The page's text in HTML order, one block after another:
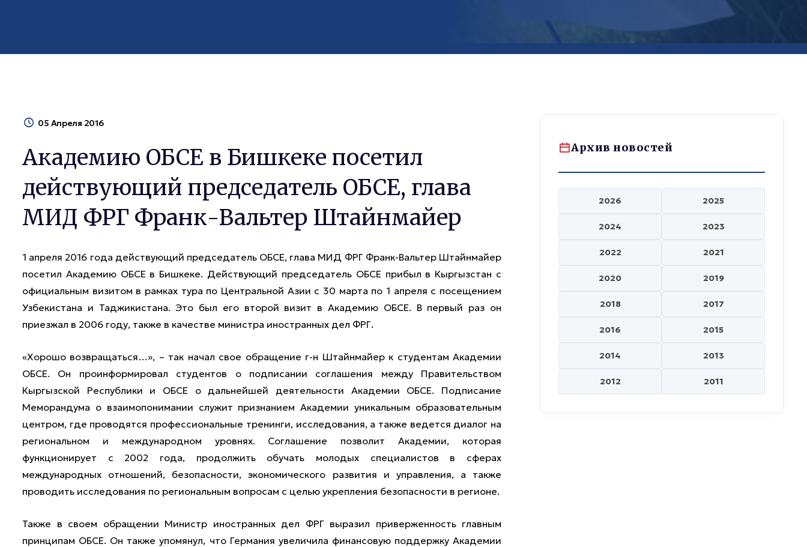
05 Апреля 2016
Академию ОБСЕ в Бишкеке посетил
действующий председатель ОБСЕ, глава
МИД ФРГ Франк-Вальтер Штайнмайер
1 апреля 2016 года действующий председатель ОБСЕ, глава МИД ФРГ Франк-Вальтер Штайнмайер
посетил Академию ОБСЕ в Бишкеке. Действующий председатель ОБСЕ прибыл в Кыргызстан с
официальным визитом в рамках тура по Центральной Азии с 30 марта по 1 апреля с посещением
Узбекистана и Таджикистана. Это был его второй визит в Академию ОБСЕ. В первый раз он
приезжал в 2006 году, также в качестве министра иностранных дел ФРГ.
«Хорошо возвращаться…», – так начал свое обращение г-н Штайнмайер к студентам Академии
ОБСЕ. Он проинформировал студентов о подписании соглашения между Правительством
Кыргызской Республики и ОБСЕ о дальнейшей деятельности Академии ОБСЕ. Подписание
Меморандума о взаимопонимании служит признанием Академии уникальным образовательным
центром, где проводятся профессиональные тренинги, исследования, а также ведется диалог на
региональном и международном уровнях. Соглашение позволит Академии, которая
функционирует с 2002 года, продолжить обучать молодых специалистов в сферах
международных отношений, безопасности, экономического развития и управления, а также
проводить исследования по региональным вопросам с целью укрепления безопасности в регионе.
Также в своем обращении Министр иностранных дел ФРГ выразил приверженность главным
принципам ОБСЕ. Он также упомянул, что Германия увеличила финансовую поддержку Академии
Архив новостей
2026 2025
2024 2023
2022 2021
2020 2019
2018 2017
2016 2015
2014 2013
2012 2011